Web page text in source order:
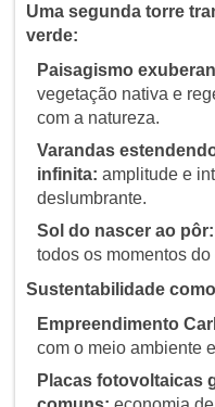
Uma segunda torre
verde:
Paisagismo
vegetação nativa e
com a natureza.
Varandas
infinita: amplitude e
deslumbrante.
Sol do nascer ao pôr:
todos os momentos do
Sustentabilidade
Empreendimento
com o meio ambiente
Placas fotovoltaicas